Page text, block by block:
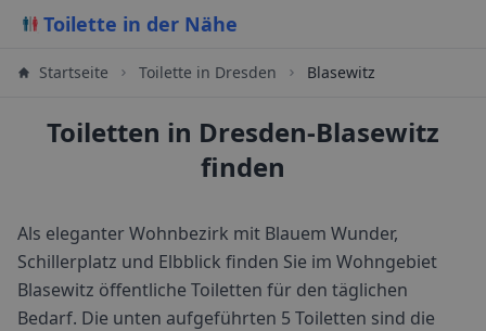
Toilette in der Nähe
Startseite Toilette in Dresden Blasewitz
Toiletten in Dresden-Blasewitz
finden
Als eleganter Wohnbezirk mit Blauem Wunder,
Schillerplatz und Elbblick finden Sie im Wohngebiet
Blasewitz öffentliche Toiletten für den täglichen
Bedarf. Die unten aufgeführten 5 Toiletten sind die